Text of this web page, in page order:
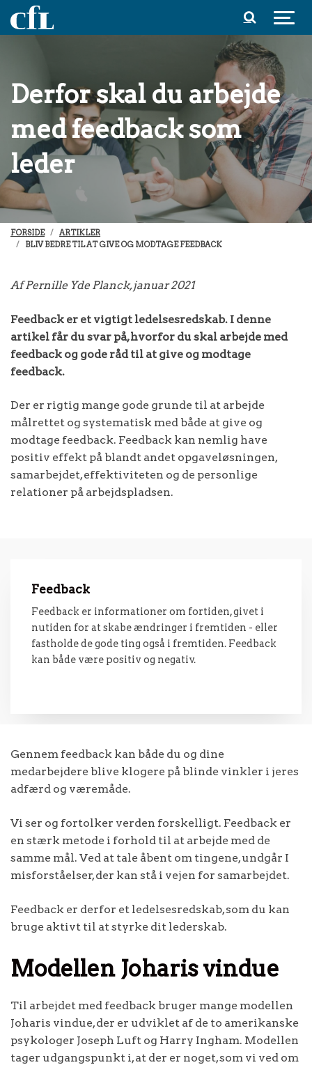
Spring til indhold
Derfor skal du arbejde
med feedback som
leder
FORSIDE
ARTIKLER
BLIV BEDRE TIL AT GIVE OG MODTAGE FEEDBACK
Af Pernille Yde Planck, januar 2021
Feedback er et vigtigt ledelsesredskab. I denne
artikel får du svar på, hvorfor du skal arbejde med
feedback og gode råd til at give og modtage
feedback.
Der er rigtig mange gode grunde til at arbejde
målrettet og systematisk med både at give og
modtage feedback. Feedback kan nemlig have
positiv effekt på blandt andet opgaveløsningen,
samarbejdet, effektiviteten og de personlige
relationer på arbejdspladsen.
Feedback
Feedback er informationer om fortiden, givet i
nutiden for at skabe ændringer i fremtiden - eller
fastholde de gode ting også i fremtiden. Feedback
kan både være positiv og negativ.
Gennem feedback kan både du og dine
medarbejdere blive klogere på blinde vinkler i jeres
adfærd og væremåde.
Vi ser og fortolker verden forskelligt. Feedback er
en stærk metode i forhold til at arbejde med de
samme mål. Ved at tale åbent om tingene, undgår I
misforståelser, der kan stå i vejen for samarbejdet.
Feedback er derfor et ledelsesredskab, som du kan
bruge aktivt til at styrke dit lederskab.
Modellen Joharis vindue
Til arbejdet med feedback bruger mange modellen
Joharis vindue, der er udviklet af de to amerikanske
psykologer Joseph Luft og Harry Ingham. Modellen
tager udgangspunkt i, at der er noget, som vi ved om